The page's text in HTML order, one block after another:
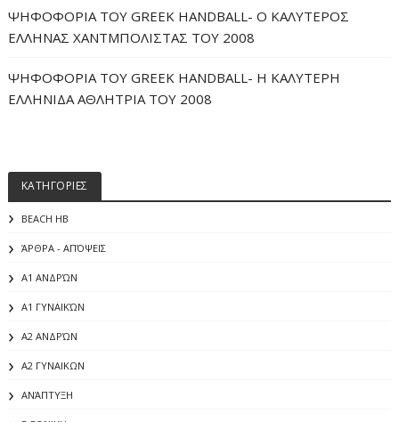
ΨΗΦΟΦΟΡΙΑ ΤΟΥ GREEK HANDBALL- O ΚΑΛΥΤΕΡΟΣ
ΕΛΛΗΝΑΣ ΧΑΝΤΜΠΟΛΙΣΤΑΣ ΤΟΥ 2008
ΨΗΦΟΦΟΡΙΑ ΤΟΥ GREEK HANDBALL- H ΚΑΛΥΤΕΡΗ
ΕΛΛΗΝΙΔΑ ΑΘΛΗΤΡΙΑ ΤΟΥ 2008
ΚΑΤΗΓΟΡΙΕΣ
BEACH HB
ΆΡΘΡΑ - ΑΠΌΨΕΙΣ
Α1 ΑΝΔΡΏΝ
Α1 ΓΥΝΑΙΚΏΝ
Α2 ΑΝΔΡΏΝ
Α2 ΓΥΝΑΙΚΩΝ
ΑΝΆΠΤΥΞΗ